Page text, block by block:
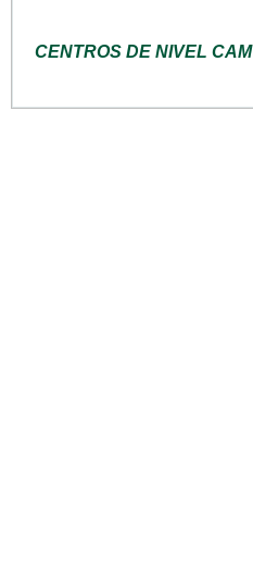
CENTROS DE NIVEL CAM